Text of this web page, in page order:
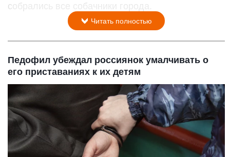
собрались все собачники города.
Читать полностью
Педофил убеждал россиянок умалчивать о
его приставаниях к их детям